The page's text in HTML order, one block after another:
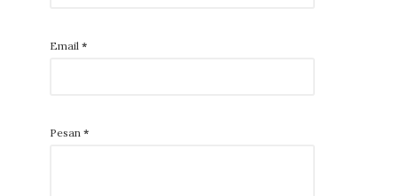
Email *
Pesan *